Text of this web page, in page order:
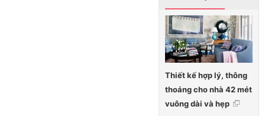
Thiết kế hợp lý, thông
thoáng cho nhà 42 mét
vuông dài và hẹp